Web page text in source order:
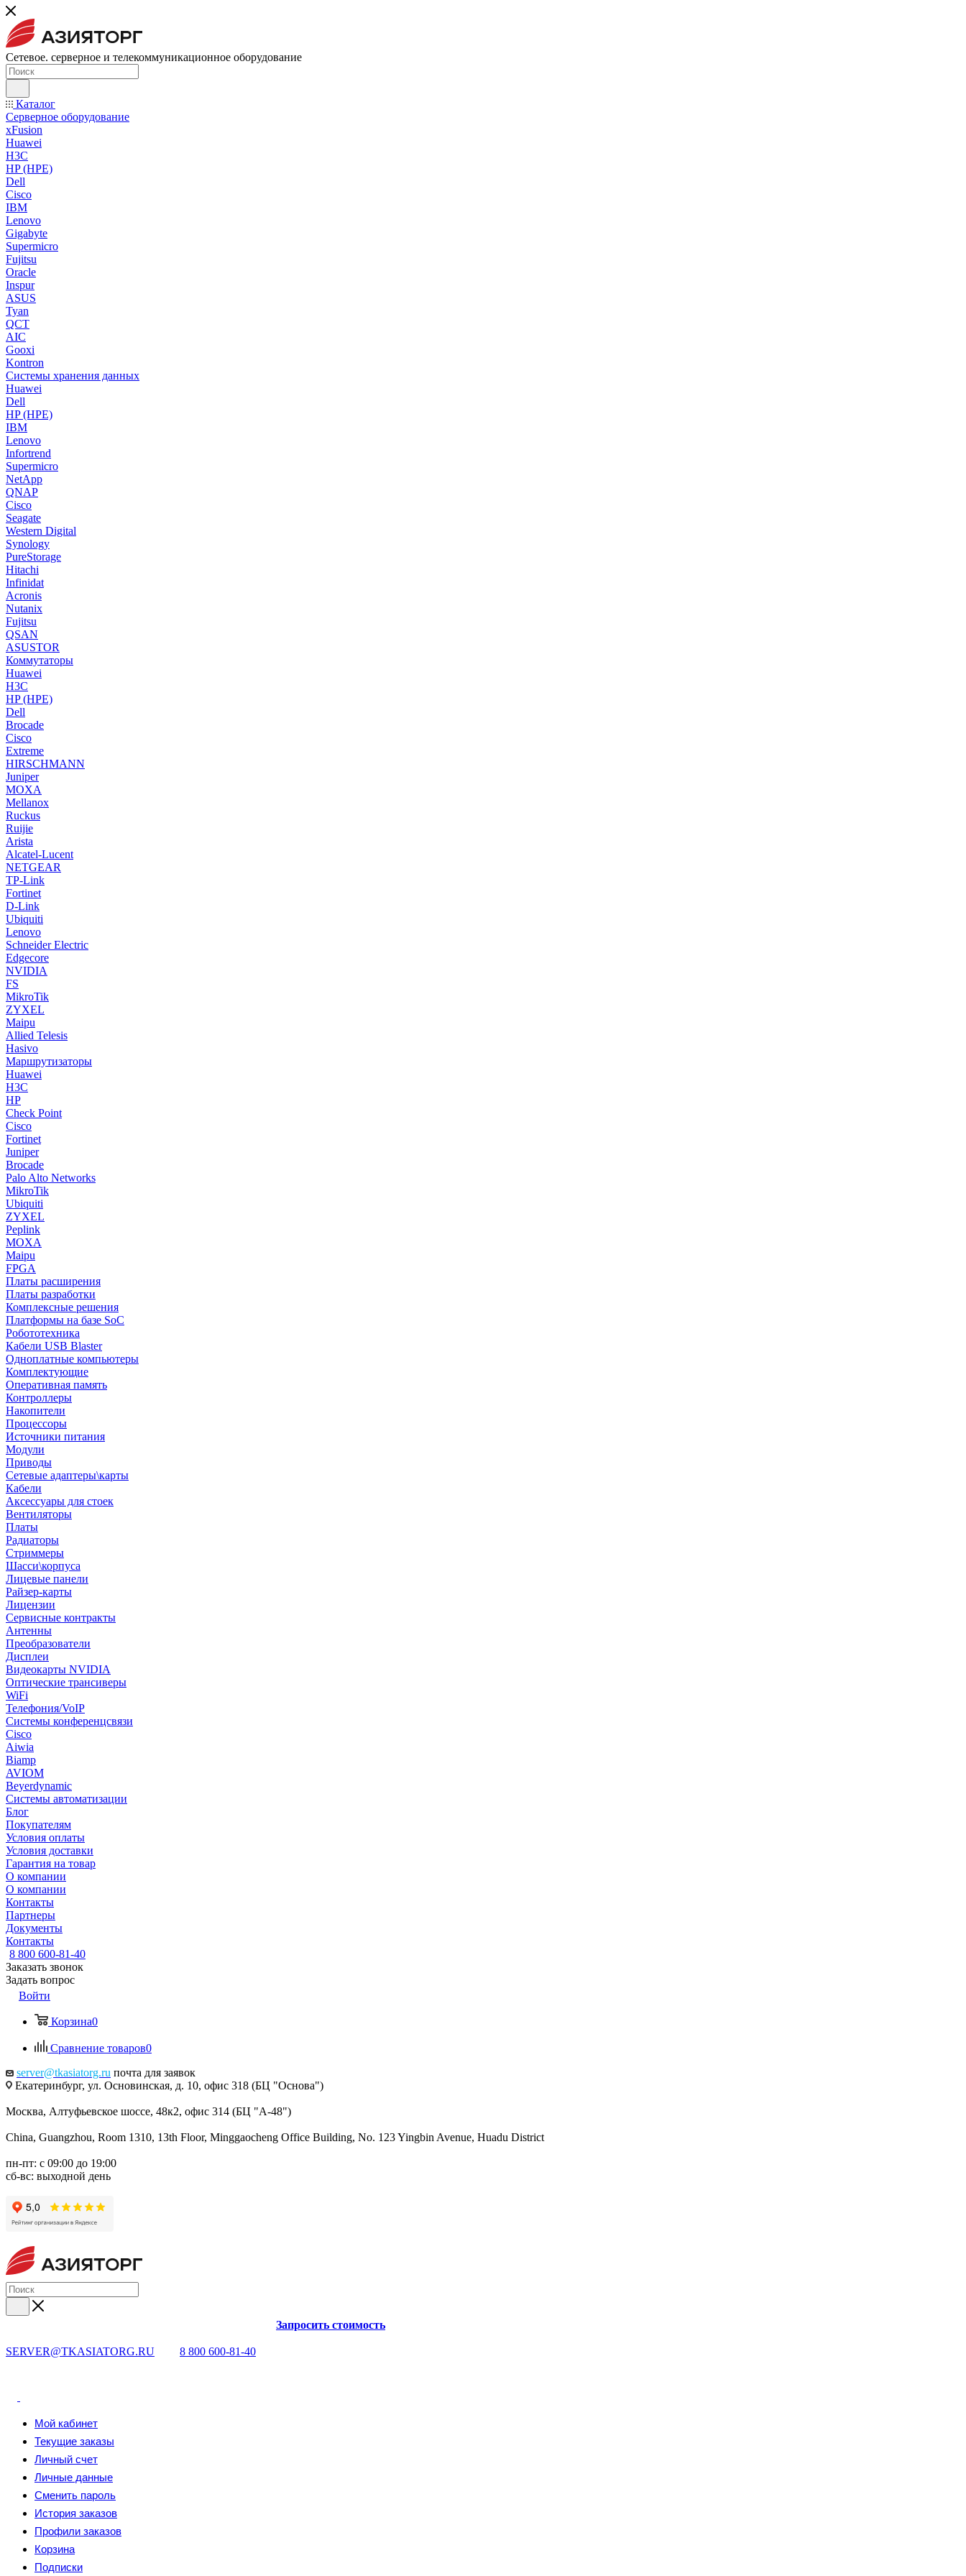
Сетевое. серверное и телекоммуникационное оборудование
Каталог
Серверное оборудование
xFusion
Huawei
H3C
HP (HPE)
Dell
Cisco
IBM
Lenovo
Gigabyte
Supermicro
Fujitsu
Oracle
Inspur
ASUS
Tyan
QCT
AIC
Gooxi
Kontron
Системы хранения данных
Huawei
Dell
HP (HPE)
IBM
Lenovo
Infortrend
Supermicro
NetApp
QNAP
Cisco
Seagate
Western Digital
Synology
PureStorage
Hitachi
Infinidat
Acronis
Nutanix
Fujitsu
QSAN
ASUSTOR
Коммутаторы
Huawei
H3C
HP (HPE)
Dell
Brocade
Cisco
Extreme
HIRSCHMANN
Juniper
MOXA
Mellanox
Ruckus
Ruijie
Arista
Alcatel-Lucent
NETGEAR
TP-Link
Fortinet
D-Link
Ubiquiti
Lenovo
Schneider Electric
Edgecore
NVIDIA
FS
MikroTik
ZYXEL
Maipu
Allied Telesis
Hasivo
Маршрутизаторы
Huawei
H3C
HP
Check Point
Cisco
Fortinet
Juniper
Brocade
Palo Alto Networks
MikroTik
Ubiquiti
ZYXEL
Peplink
MOXA
Maipu
FPGA
Платы расширения
Платы разработки
Комплексные решения
Платформы на базе SoC
Робототехника
Кабели USB Blaster
Одноплатные компьютеры
Комплектующие
Оперативная память
Контроллеры
Накопители
Процессоры
Источники питания
Модули
Приводы
Сетевые адаптеры\карты
Кабели
Аксессуары для стоек
Вентиляторы
Платы
Радиаторы
Стриммеры
Шасси\корпуса
Лицевые панели
Райзер-карты
Лицензии
Сервисные контракты
Антенны
Преобразователи
Дисплеи
Видеокарты NVIDIA
Оптические трансиверы
WiFi
Телефония/VoIP
Системы конференцсвязи
Cisco
Aiwia
Biamp
AVIOM
Beyerdynamic
Системы автоматизации
Блог
Покупателям
Условия оплаты
Условия доставки
Гарантия на товар
О компании
О компании
Контакты
Партнеры
Документы
Контакты
8 800 600-81-40
Заказать звонок
Задать вопрос
Войти
Корзина0
Сравнение товаров0
server@tkasiatorg.ru почта для заявок
Екатеринбург, ул. Основинская, д. 10, офис 318 (БЦ "Основа")
Москва, Алтуфьевское шоссе, 48к2, офис 314 (БЦ "А-48")
China, Guangzhou, Room 1310, 13th Floor, Minggaocheng Office Building, No. 123 Yingbin Avenue, Huadu District
пн-пт: с 09:00 до 19:00
сб-вс: выходной день
SERVER@TKASIATORG.RU 8 800 600-81-40
Запросить стоимость
Мой кабинет
Текущие заказы
Личный счет
Личные данные
Сменить пароль
История заказов
Профили заказов
Корзина
Подписки